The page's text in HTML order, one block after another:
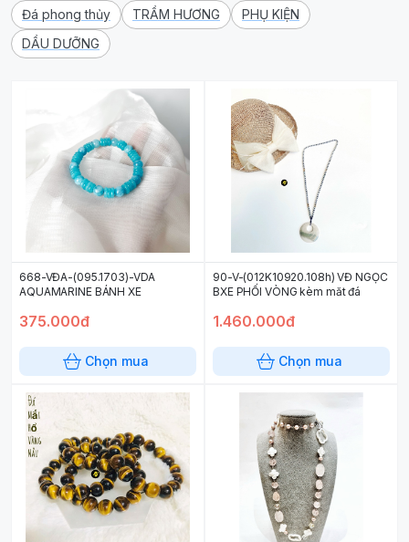
Đá phong thủy TRẦM HƯƠNG
PHỤ KIỆN
DẦU DƯỠNG
668-VĐA-(095.1703)-VDA
AQUAMARINE BÁNH XE
375.000đ
Chọn mua
90-V-(012K10920.108h) VĐ NGỌC
BXE PHỐI VÒNG kèm măt đá
1.460.000đ
Chọn mua